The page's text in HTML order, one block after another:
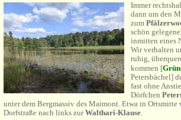
Immer
dann um den
zum
schön
inmitten eines
Wir verhalten
ruhig,
kommen [
Petersbächel]
fast ohne
Dörfchen
unter dem Bergmassiv des Maimont. Etwa in Ortsmitte
Dorfstraße nach links zurWalthari-Klause.